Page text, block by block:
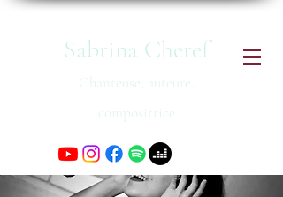
Sabrina Cheref
Chanteuse, auteure,
compositrice